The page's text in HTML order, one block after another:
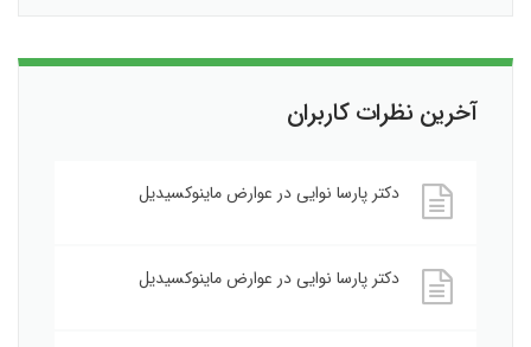
آخرین نظرات کاربران
دکتر پارسا نواییدر عوارض ماینوکسیدیل
دکتر پارسا نواییدر عوارض ماینوکسیدیل